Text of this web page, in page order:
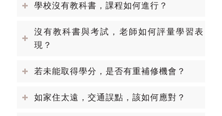
學校沒有教科書，課程如何進行？
沒有教科書與考試，老師如何評量學習表
現？
若未能取得學分，是否有重補修機會？
如家住太遠，交通誤點，該如何應對？